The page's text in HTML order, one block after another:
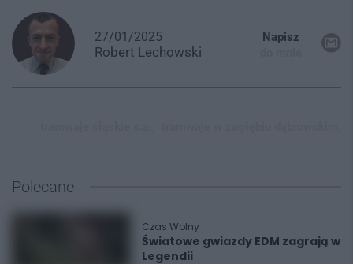
27/01/2025
Robert Lechowski
Napisz
Polecane
Czas Wolny
Światowe gwiazdy EDM zagrają w
Legendii